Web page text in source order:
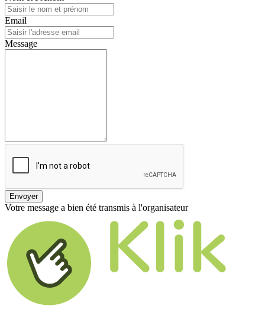
Email
Message
Envoyer
Votre message a bien été transmis à l'organisateur